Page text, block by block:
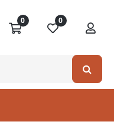
0 0